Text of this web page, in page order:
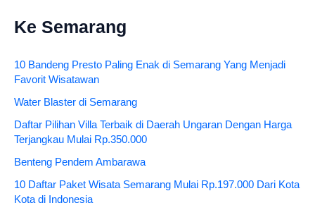
Ke Semarang
10 Bandeng Presto Paling Enak di Semarang Yang Menjadi
Favorit Wisatawan
Water Blaster di Semarang
Daftar Pilihan Villa Terbaik di Daerah Ungaran Dengan Harga
Terjangkau Mulai Rp.350.000
Benteng Pendem Ambarawa
10 Daftar Paket Wisata Semarang Mulai Rp.197.000 Dari Kota
Kota di Indonesia